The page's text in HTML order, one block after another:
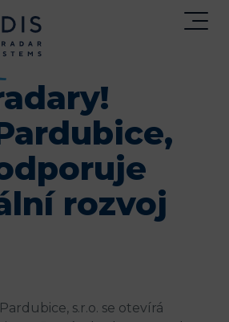
rozvoj
s.r.o. se otevírá